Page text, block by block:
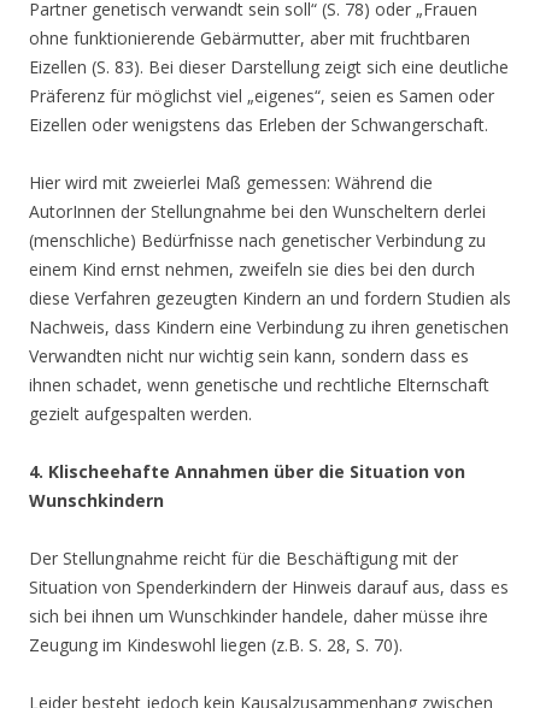
Partner genetisch verwandt sein soll“ (S. 78) oder „Frauen
ohne funktionierende Gebärmutter, aber mit fruchtbaren
Eizellen (S. 83). Bei dieser Darstellung zeigt sich eine deutliche
Präferenz für möglichst viel „eigenes“, seien es Samen oder
Eizellen oder wenigstens das Erleben der Schwangerschaft.
Hier wird mit zweierlei Maß gemessen: Während die
AutorInnen der Stellungnahme bei den Wunscheltern derlei
(menschliche) Bedürfnisse nach genetischer Verbindung zu
einem Kind ernst nehmen, zweifeln sie dies bei den durch
diese Verfahren gezeugten Kindern an und fordern Studien als
Nachweis, dass Kindern eine Verbindung zu ihren genetischen
Verwandten nicht nur wichtig sein kann, sondern dass es
ihnen schadet, wenn genetische und rechtliche Elternschaft
gezielt aufgespalten werden.
4. Klischeehafte Annahmen über die Situation von
Wunschkindern
Der Stellungnahme reicht für die Beschäftigung mit der
Situation von Spenderkindern der Hinweis darauf aus, dass es
sich bei ihnen um Wunschkinder handele, daher müsse ihre
Zeugung im Kindeswohl liegen (z.B. S. 28, S. 70).
Leider besteht jedoch kein Kausalzusammenhang zwischen